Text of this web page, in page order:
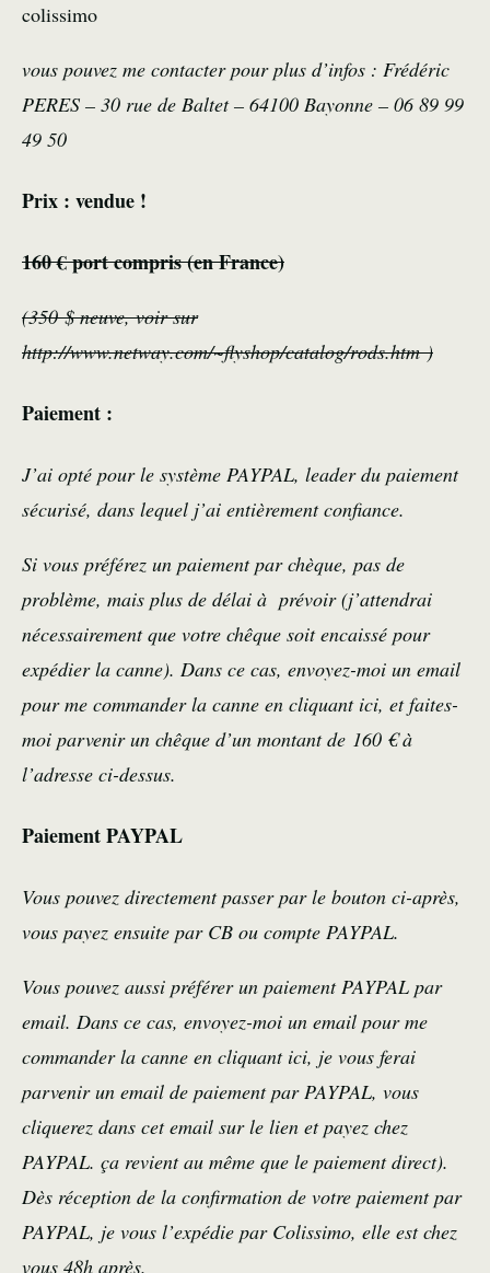
colissimo
vous pouvez me contacter pour plus d’infos : Frédéric
PERES – 30 rue de Baltet – 64100 Bayonne – 06 89 99
49 50
Prix : vendue !
160 € port compris (en France)
(350 $ neuve, voir sur
http://www.netway.com/~flyshop/catalog/rods.htm)
Paiement :
J’ai opté pour le système PAYPAL, leader du paiement
sécurisé, dans lequel j’ai entièrement confiance.
Si vous préférez un paiement par chèque, pas de
problème, mais plus de délai à prévoir (j’attendrai
nécessairement que votre chêque soit encaissé pour
expédier la canne). Dans ce cas, envoyez-moi un email
pour me commander la canne en cliquant ici, et faites-
moi parvenir un chêque d’un montant de 160 € à
l’adresse ci-dessus.
Paiement PAYPAL
Vous pouvez directement passer par le bouton ci-après,
vous payez ensuite par CB ou compte PAYPAL.
Vous pouvez aussi préférer un paiement PAYPAL par
email. Dans ce cas, envoyez-moi un email pour me
commander la canne en cliquant ici, je vous ferai
parvenir un email de paiement par PAYPAL, vous
cliquerez dans cet email sur le lien et payez chez
PAYPAL. ça revient au même que le paiement direct).
Dès réception de la confirmation de votre paiement par
PAYPAL, je vous l’expédie par Colissimo, elle est chez
vous 48h après.